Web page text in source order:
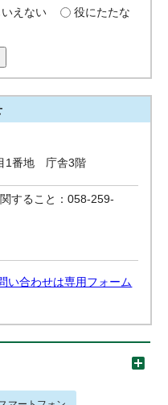
えない
役にたたな
1番地 庁舎3階
関すること：058-259-
い合わせは専用フォーム